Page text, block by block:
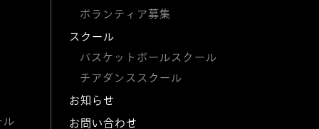
ル
ボランティア募集
スクール
バスケットボールスクール
チアダンススクール
お知らせ
お問い合わせ